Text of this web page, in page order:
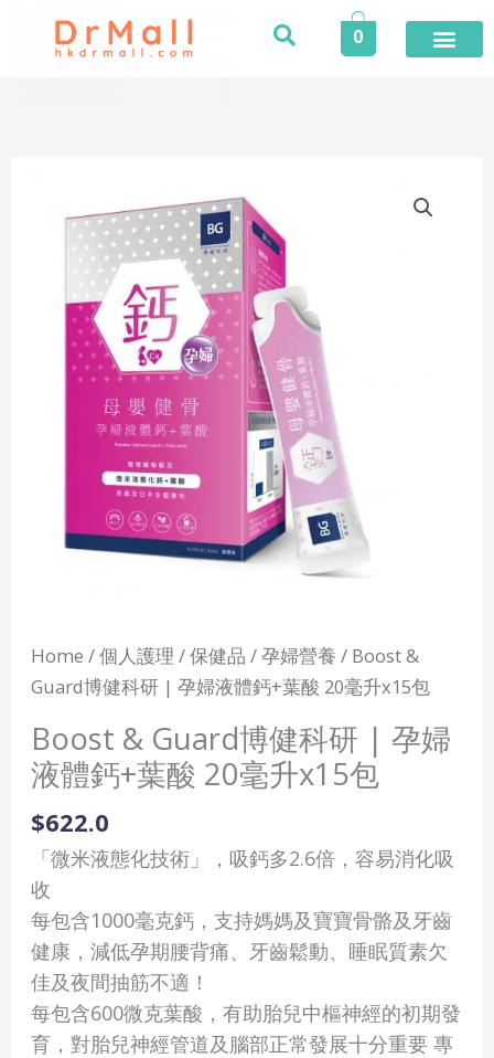
0
Home /個人護理 /保健品 /孕婦營養 / Boost &
Guard博健科研 | 孕婦液體鈣+葉酸 20毫升x15包
Boost & Guard博健科研 | 孕婦
液體鈣+葉酸 20毫升x15包
$622.0
「微米液態化技術」，吸鈣多2.6倍，容易消化吸
收
每包含1000毫克鈣，支持媽媽及寶寶骨骼及牙齒
健康，減低孕期腰背痛、牙齒鬆動、睡眠質素欠
佳及夜間抽筋不適！
每包含600微克葉酸，有助胎兒中樞神經的初期發
育，對胎兒神經管道及腦部正常發展十分重要 專
Guard
20
毫
x15
包